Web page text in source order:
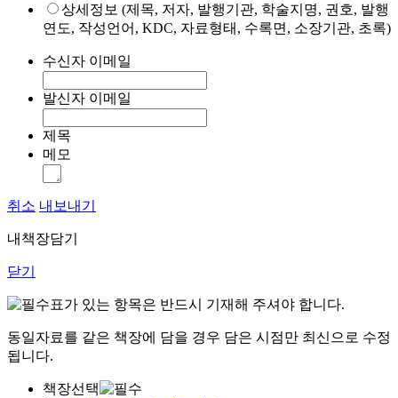
상세정보 (제목, 저자, 발행기관, 학술지명, 권호, 발행
연도, 작성언어, KDC, 자료형태, 수록면, 소장기관, 초록)
수신자 이메일
발신자 이메일
제목
메모
취소 내보내기
내책장담기
닫기
표가 있는 항목은 반드시 기재해 주셔야 합니다.
동일자료를 같은 책장에 담을 경우 담은 시점만 최신으로 수정
됩니다.
책장선택